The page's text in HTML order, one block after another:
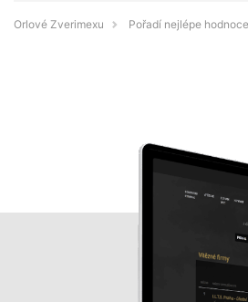
Orlové Zverimexu Pořadí nejlépe